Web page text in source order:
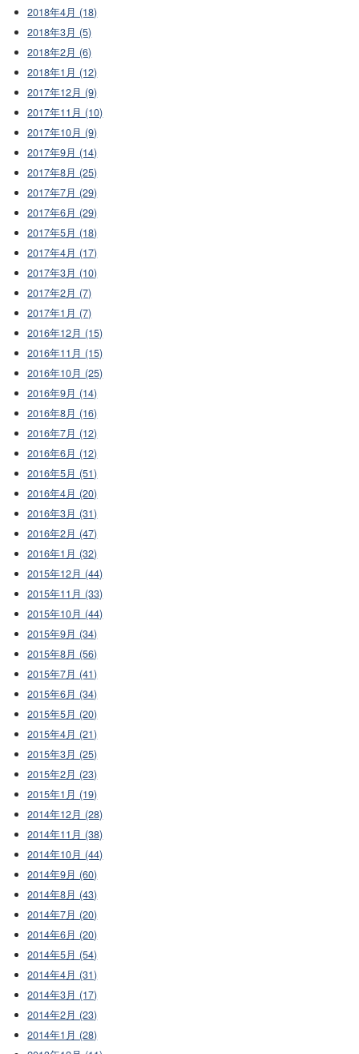
2018年4月 (18)
2018年3月 (5)
2018年2月 (6)
2018年1月 (12)
2017年12月 (9)
2017年11月 (10)
2017年10月 (9)
2017年9月 (14)
2017年8月 (25)
2017年7月 (29)
2017年6月 (29)
2017年5月 (18)
2017年4月 (17)
2017年3月 (10)
2017年2月 (7)
2017年1月 (7)
2016年12月 (15)
2016年11月 (15)
2016年10月 (25)
2016年9月 (14)
2016年8月 (16)
2016年7月 (12)
2016年6月 (12)
2016年5月 (51)
2016年4月 (20)
2016年3月 (31)
2016年2月 (47)
2016年1月 (32)
2015年12月 (44)
2015年11月 (33)
2015年10月 (44)
2015年9月 (34)
2015年8月 (56)
2015年7月 (41)
2015年6月 (34)
2015年5月 (20)
2015年4月 (21)
2015年3月 (25)
2015年2月 (23)
2015年1月 (19)
2014年12月 (28)
2014年11月 (38)
2014年10月 (44)
2014年9月 (60)
2014年8月 (43)
2014年7月 (20)
2014年6月 (20)
2014年5月 (54)
2014年4月 (31)
2014年3月 (17)
2014年2月 (23)
2014年1月 (28)